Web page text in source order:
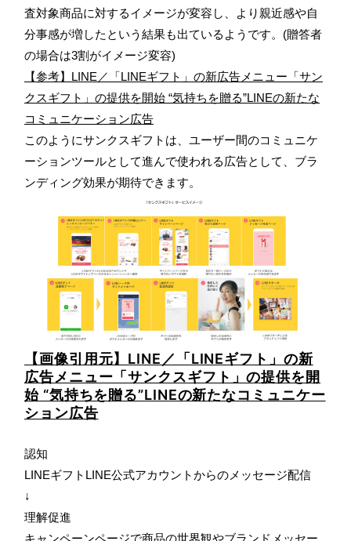
査対象商品に対するイメージが変容し、より親近感や自
分事感が増したという結果も出ているようです。(贈答者
の場合は3割がイメージ変容)
【参考】LINE／「LINEギフト」の新広告メニュー「サン
クスギフト」の提供を開始 “気持ちを贈る”LINEの新たな
コミュニケーション広告
このようにサンクスギフトは、ユーザー間のコミュニケ
ーションツールとして進んで使われる広告として、ブラ
ンディング効果が期待できます。
【画像引用元】LINE／「LINEギフト」の新
広告メニュー「サンクスギフト」の提供を開
始 “気持ちを贈る”LINEの新たなコミュニケー
ション広告
認知
LINEギフトLINE公式アカウントからのメッセージ配信
↓
理解促進